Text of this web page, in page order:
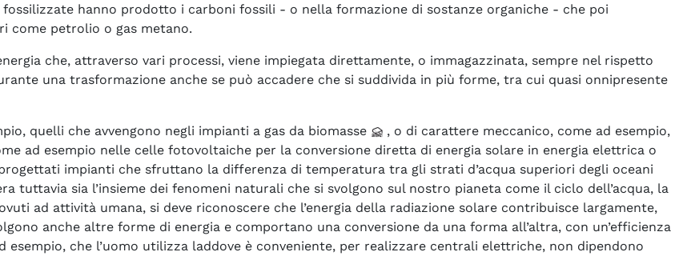
hanno prodotto i carboni fossili - o nella formazione di sostanze organiche - che poi
come petrolio o gas metano.
che, attraverso vari processi, viene impiegata direttamente, o immagazzinata, sempre nel rispetto
una trasformazione anche se può accadere che si suddivida in più forme, tra cui quasi onnipresente
quelli che avvengono negli impianti a gas da biomasse
, o di carattere meccanico, come ad esempio,
ad esempio nelle celle fotovoltaiche per la conversione diretta di energia solare in energia elettrica o
impianti che sfruttano la differenza di temperatura tra gli strati d’acqua superiori degli oceani
tuttavia sia l’insieme dei fenomeni naturali che si svolgono sul nostro pianeta come il ciclo dell’acqua, la
ad attività umana, si deve riconoscere che l’energia della radiazione solare contribuisce largamente,
anche altre forme di energia e comportano una conversione da una forma all’altra, con un’efficienza
che l’uomo utilizza laddove è conveniente, per realizzare centrali elettriche, non dipendono